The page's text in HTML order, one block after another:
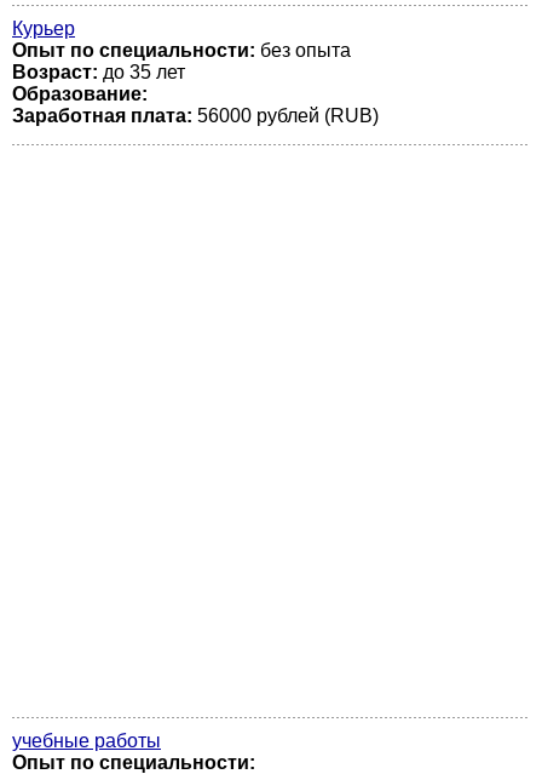
Курьер
Опыт по специальности: без опыта
Возраст: до 35 лет
Образование:
Заработная плата: 56000 рублей (RUB)
учебные работы
Опыт по специальности: